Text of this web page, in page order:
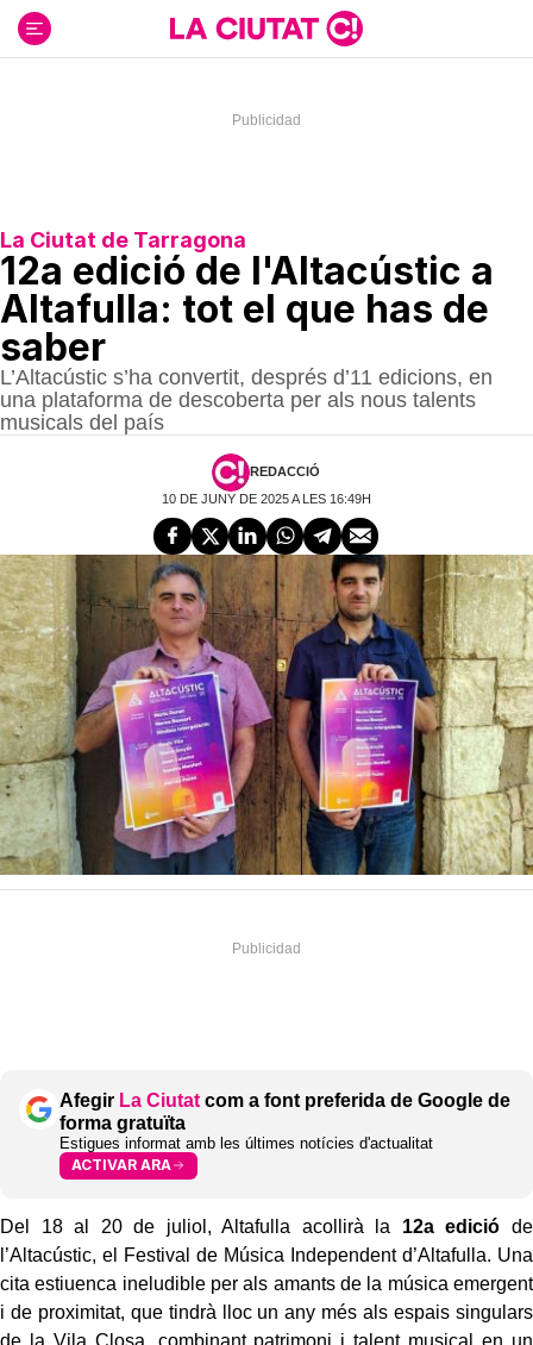
contenido
La Ciutat de Tarragona
12a edició de l'Altacústic a
Altafulla: tot el que has de
saber
L’Altacústic s’ha convertit, després d’11 edicions, en
una plataforma de descoberta per als nous talents
musicals del país
REDACCIÓ
10 DE JUNY DE 2025 A LES 16:49H
Afegir La Ciutat com a font preferida de Google de
forma gratuïta
Estigues informat amb les últimes notícies d'actualitat
ACTIVAR ARA
Del 18 al 20 de juliol, Altafulla acollirà la 12a edició de
l’Altacústic, el Festival de Música Independent d’Altafulla. Una
cita estiuenca ineludible per als amants de la música emergent
i de proximitat, que tindrà lloc un any més als espais singulars
de la Vila Closa, combinant patrimoni i talent musical en un